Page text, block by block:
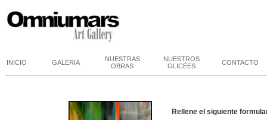
INICIO GALERIA
NUESTRAS
OBRAS
NUESTROS
GLICÉES
CONTACTO
Rellene el siguiente